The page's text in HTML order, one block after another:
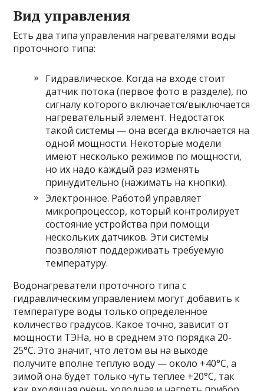
Вид управления
Есть два типа управления нагревателями воды
проточного типа:
Гидравлическое. Когда на входе стоит
датчик потока (первое фото в разделе), по
сигналу которого включается/выключается
нагревательный элемент. Недостаток
такой системы — она всегда включается на
одной мощности. Некоторые модели
имеют несколько режимов по мощности,
но их надо каждый раз изменять
принудительно (нажимать на кнопки).
Электронное. Работой управляет
микропроцессор, который контролирует
состояние устройства при помощи
нескольких датчиков. Эти системы
позволяют поддерживать требуемую
температуру.
Водонагреватели проточного типа с
гидравлическим управлением могут добавить к
температуре воды только определенное
количество градусов. Какое точно, зависит от
мощности ТЭНа, но в среднем это порядка 20-
25°C. Это значит, что летом вы на выходе
получите вполне теплую воду — около +40°C, а
зимой она будет только чуть теплее +20°C, так